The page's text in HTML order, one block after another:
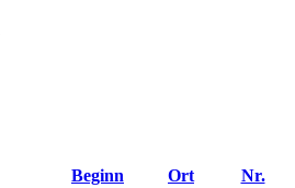
Beginn Ort Nr.